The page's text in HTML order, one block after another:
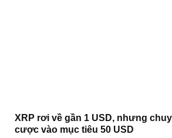
XRP rơi về gần 1 USD, nhưng
cược vào mục tiêu 50 USD